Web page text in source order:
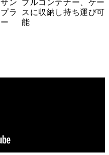
サン
プラ
ー
プルコンテナー、ケー
スに収納し持ち運び可
能